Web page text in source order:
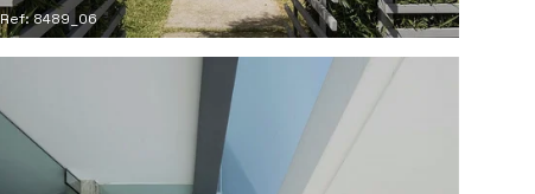
Ref: 8489_06